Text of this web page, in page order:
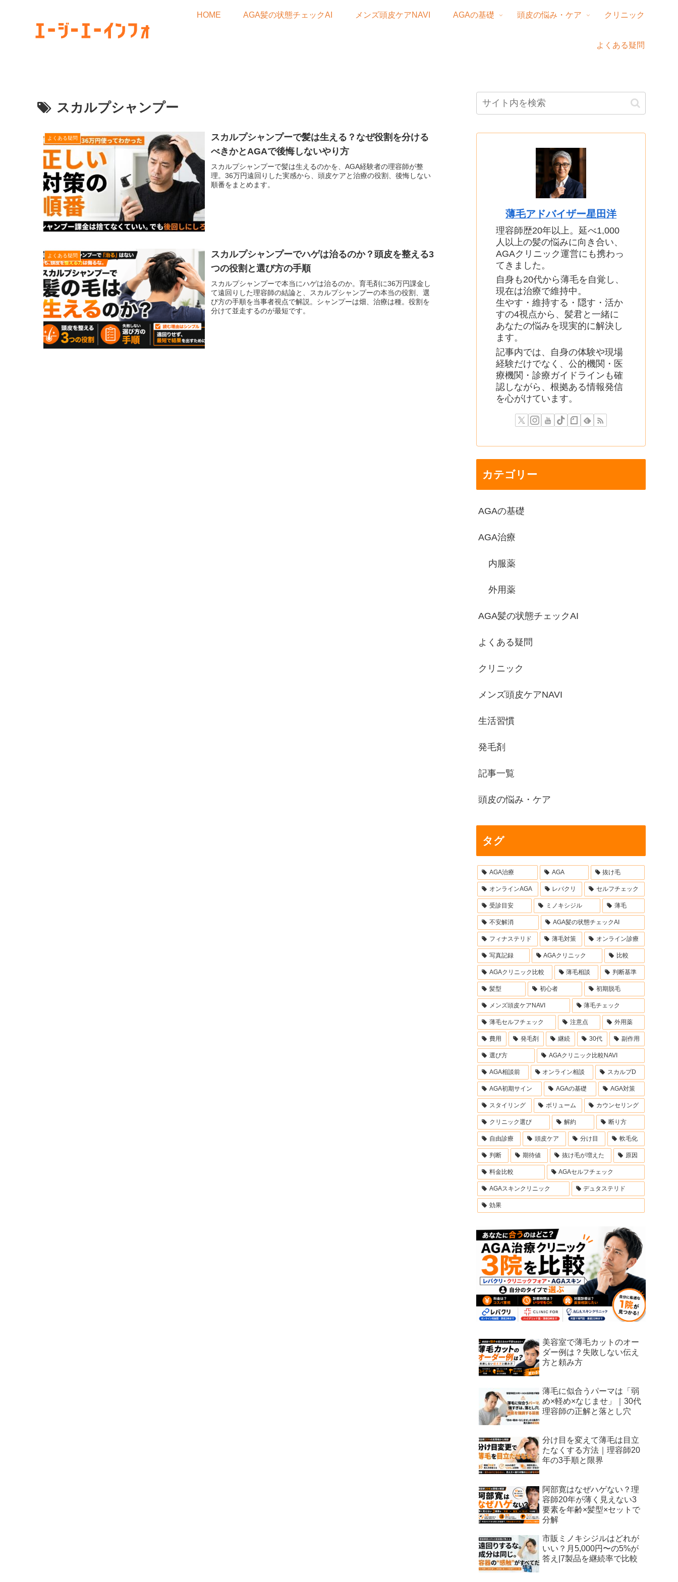
HOME AGA髪の状態チェックAI メンズ頭皮ケアNAVI AGAの基礎 頭皮の悩み・ケア クリニック
よくある疑問
スカルプシャンプー
よくある疑問
スカルプシャンプーで髪は生える？なぜ役割を分ける
べきかとAGAで後悔しないやり方
スカルプシャンプーで髪は生えるのかを、AGA経験者の理容師が整
理。36万円遠回りした実感から、頭皮ケアと治療の役割、後悔しない
順番をまとめます。
よくある疑問
スカルプシャンプーでハゲは治るのか？頭皮を整える3
つの役割と選び方の手順
スカルプシャンプーで本当にハゲは治るのか。育毛剤に36万円課金し
て遠回りした理容師の結論と、スカルプシャンプーの本当の役割、選
び方の手順を当事者視点で解説。シャンプーは畑、治療は種。役割を
分けて並走するのが最短です。
薄毛アドバイザー星田洋
理容師歴20年以上。延べ1,000
人以上の髪の悩みに向き合い、
AGAクリニック運営にも携わっ
てきました。
自身も20代から薄毛を自覚し、
現在は治療で維持中。
生やす・維持する・隠す・活か
すの4視点から、髪君と一緒に
あなたの悩みを現実的に解決し
ます。
記事内では、自身の体験や現場
経験だけでなく、公的機関・医
療機関・診療ガイドラインも確
認しながら、根拠ある情報発信
を心がけています。
カテゴリー
AGAの基礎
AGA治療
内服薬
外用薬
AGA髪の状態チェックAI
よくある疑問
クリニック
メンズ頭皮ケアNAVI
生活習慣
発毛剤
記事一覧
頭皮の悩み・ケア
タグ
AGA治療 AGA 抜け毛
オンラインAGA レバクリ セルフチェック
受診目安 ミノキシジル 薄毛
不安解消 AGA髪の状態チェックAI
フィナステリド 薄毛対策 オンライン診療
写真記録 AGAクリニック 比較
AGAクリニック比較 薄毛相談 判断基準
髪型 初心者 初期脱毛
メンズ頭皮ケアNAVI 薄毛チェック
薄毛セルフチェック 注意点 外用薬
費用 発毛剤 継続 30代 副作用
選び方 AGAクリニック比較NAVI
AGA相談前 オンライン相談 スカルプD
AGA初期サイン AGAの基礎 AGA対策
スタイリング ボリューム カウンセリング
クリニック選び 解約 断り方
自由診療 頭皮ケア 分け目 軟毛化
判断 期待値 抜け毛が増えた 原因
料金比較 AGAセルフチェック
AGAスキンクリニック デュタステリド
効果
美容室で薄毛カットのオー
ダー例は？失敗しない伝え
方と頼み方
薄毛に似合うパーマは「弱
め×軽め×なじませ」｜30代
理容師の正解と落とし穴
分け目を変えて薄毛は目立
たなくする方法｜理容師20
年の3手順と限界
阿部寛はなぜハゲない？理
容師20年が薄く見えない3
要素を年齢×髪型×セットで
分解
市販ミノキシジルはどれが
いい？月5,000円〜の5%が
答え|7製品を継続率で比較